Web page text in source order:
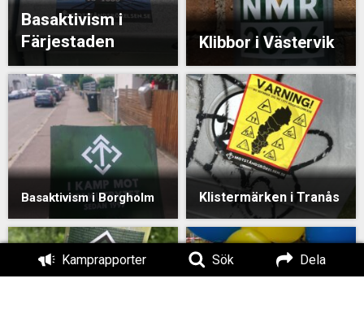
Kamprapporter Sök Dela
Basaktivism i
Färjestaden
Klibbor i Västervik
Basaktivism i Borgholm Klistermärken i Tranås